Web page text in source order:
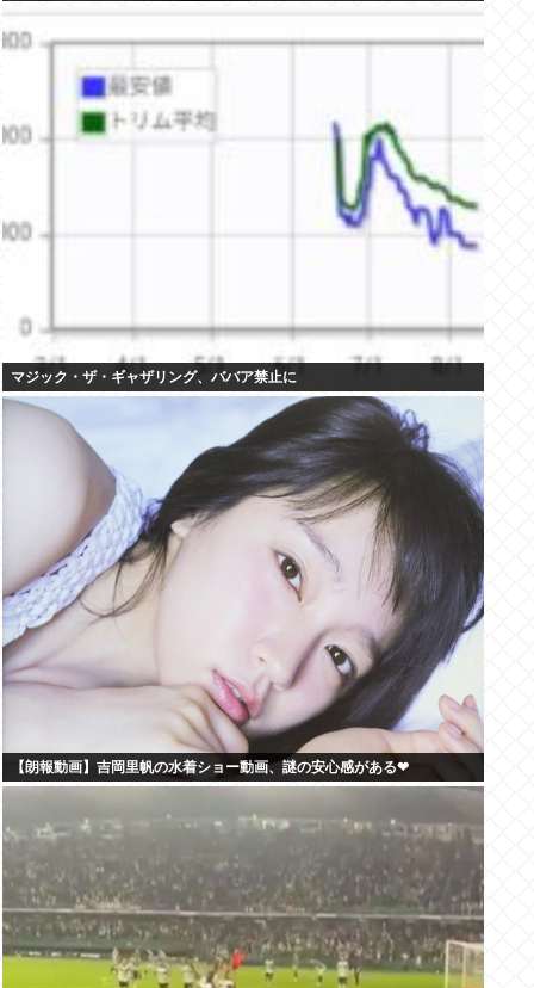
マジック・ザ・ギャザリング、ババア禁止に
【朗報動画】吉岡里帆の水着ショー動画、謎の安心感がある❤